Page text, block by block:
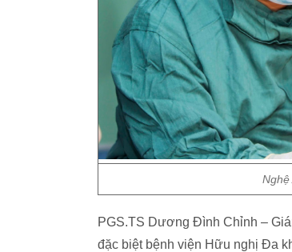
Nghệ
PGS.TS Dương Đình Chỉnh –
đặc biệt bệnh viện Hữu nghị Đa